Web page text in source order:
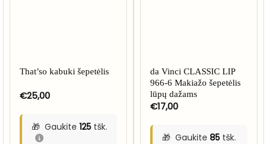
That’so kabuki šepetėlis
€25,00
Gaukite 125tšk.
da Vinci CLASSIC LIP
966-6 Makiažo šepetėlis
lūpų dažams
€17,00
Gaukite 85tšk.